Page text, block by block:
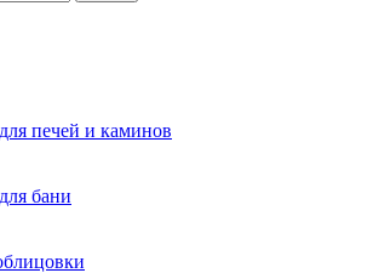
печей и каминов
бани